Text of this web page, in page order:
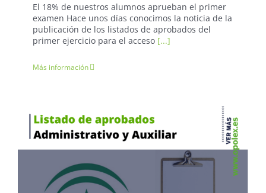
El 18% de nuestros alumnos aprueban el primer
examen Hace unos días conocimos la noticia de la
publicación de los listados de aprobados del
primer ejercicio para el acceso [...]
Más información
Oposiciones: Junta de Andalucía